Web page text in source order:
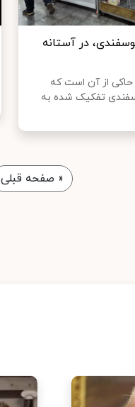
در آستانه
از آن است که
تفکیک شده به
« صفحه قبلی